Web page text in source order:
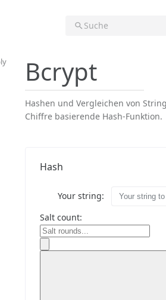
Suche
Bcrypt
Hashen und Vergleichen von
Chiffre basierende Hash-Funktion.
Hash
Your string:
Salt count: